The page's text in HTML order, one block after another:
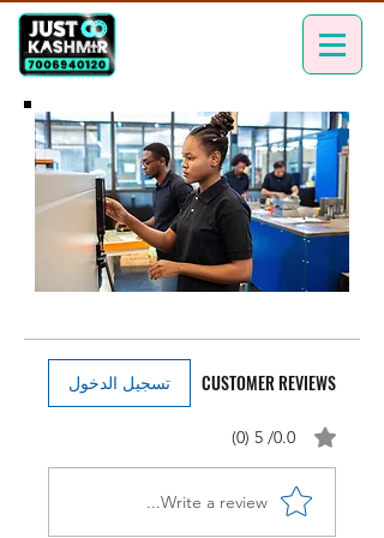
CUSTOMER REVIEWS تسجيل الدخول
0.0/ 5 (0)
Write a review...